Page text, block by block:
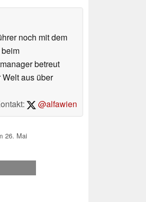
noch mit dem
betreut
aus über
@alfawien
26. Mai